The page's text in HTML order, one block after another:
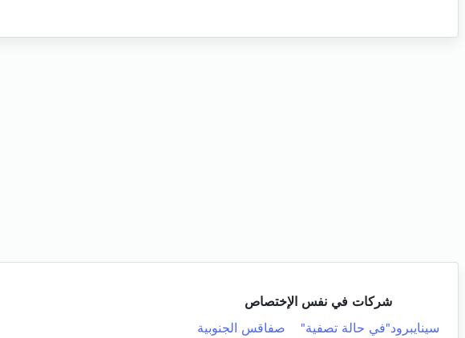
شركات في نفس الإختصاص
سينايبرود"في حالة تصفية"
صفاقس الجنوبية